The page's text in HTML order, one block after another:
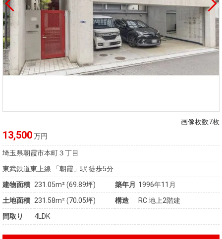
す
購入向け
サービス
住宅ロー
ンシミュ
レーショ
住まい1プ
ラス（お
税金の本
（電子ブ
ック）
役立ちコ
ラム）
住まいと
暮らしの
税金の本
売却ガイ
ド
画像枚数7枚
13,500万円
埼玉県朝霞市本町３丁目
東武鉄道東上線 「朝霞」駅 徒歩5分
建物面積 231.05m² (69.89坪) 築年月
1996年11月
土地面積 231.58m² (70.05坪) 構造
RC 地上2階建
間取り
4LDK